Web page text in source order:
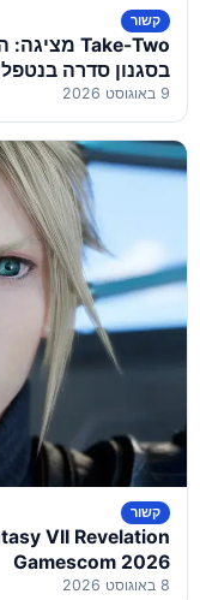
קשור
בסגנון סדרה
9 באוגוסט 2026
קשור
Gamescom 2026
8 באוגוסט 2026